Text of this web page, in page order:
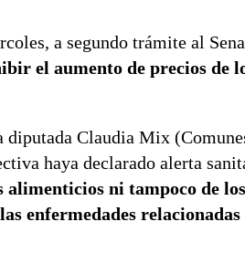
a segundo trámite al
el aumento de precios de
Claudia Mix
haya declarado alerta
ni tampoco de
enfermedades